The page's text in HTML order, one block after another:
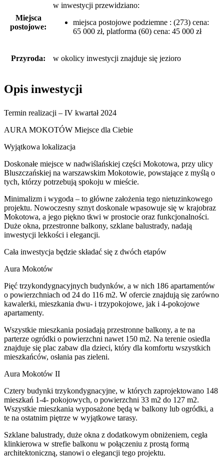
Miejsca
postojowe:
w inwestycji przewidziano:
miejsca postojowe podziemne : (273) cena:
65 000 zł, platforma (60) cena: 45 000 zł
Przyroda: w okolicy inwestycji znajduje się jezioro
Opis inwestycji
Termin realizacji – IV kwartał 2024
AURA MOKOTÓW Miejsce dla Ciebie
Wyjątkowa lokalizacja
Doskonałe miejsce w nadwiślańskiej części Mokotowa, przy ulicy
Bluszczańskiej na warszawskim Mokotowie, powstające z myślą o
tych, którzy potrzebują spokoju w mieście.
Minimalizm i wygoda – to główne założenia tego nietuzinkowego
projektu. Nowoczesny sznyt doskonale wpasowuje się w krajobraz
Mokotowa, a jego piękno tkwi w prostocie oraz funkcjonalności.
Duże okna, przestronne balkony, szklane balustrady, nadają
inwestycji lekkości i elegancji.
Cała inwestycja będzie składać się z dwóch etapów
Aura Mokotów
Pięć trzykondygnacyjnych budynków, a w nich 186 apartamentów
o powierzchniach od 24 do 116 m2. W ofercie znajdują się zarówno
kawalerki, mieszkania dwu- i trzypokojowe, jak i 4-pokojowe
apartamenty.
Wszystkie mieszkania posiadają przestronne balkony, a te na
parterze ogródki o powierzchni nawet 150 m2. Na terenie osiedla
znajduje się plac zabaw dla dzieci, który dla komfortu wszystkich
mieszkańców, osłania pas zieleni.
Aura Mokotów II
Cztery budynki trzykondygnacyjne, w których zaprojektowano 148
mieszkań 1-4- pokojowych, o powierzchni 33 m2 do 127 m2.
Wszystkie mieszkania wyposażone będą w balkony lub ogródki, a
te na ostatnim piętrze w wyjątkowe tarasy.
Szklane balustrady, duże okna z dodatkowym obniżeniem, cegła
klinkierowa w strefie balkonu w połączeniu z prostą formą
architektoniczną, stanowi o elegancji tego projektu.